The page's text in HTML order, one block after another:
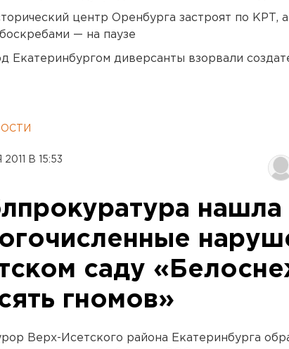
центр Оренбурга застроят по КРТ,
— на паузе
Екатеринбургом диверсанты взорвали
В 15:53
нашла
саду
гномов»
Верх-Исетского района Екатеринбурга